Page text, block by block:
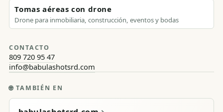
Tomas aéreas con drone
Drone para inmobiliaria, construcción, eventos y bodas
CONTACTO
809 720 95 47
info@babulashotsrd.com
🌐 TAMBIÉN EN